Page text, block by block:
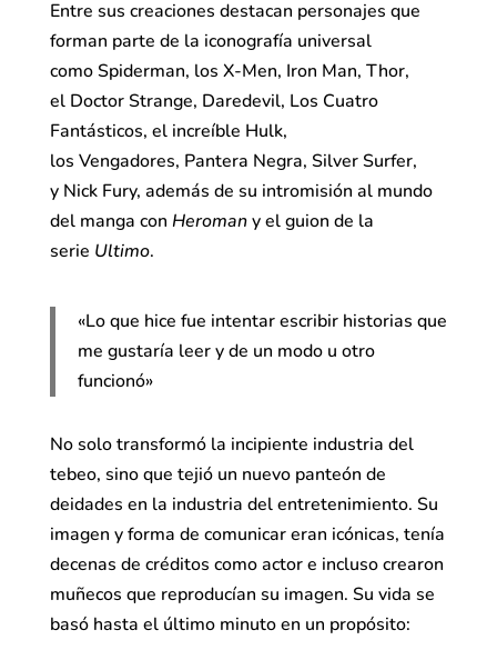
Entre sus creaciones destacan personajes que
forman parte de la iconografía universal
como Spiderman, los X-Men, Iron Man, Thor,
el Doctor Strange, Daredevil, Los Cuatro
Fantásticos, el increíble Hulk,
los Vengadores, Pantera Negra, Silver Surfer,
y Nick Fury, además de su intromisión al mundo
del manga con Heromany el guion de la
serie Ultimo.
«Lo que hice fue intentar escribir historias que
me gustaría leer y de un modo u otro
funcionó»
No solo transformó la incipiente industria del
tebeo, sino que tejió un nuevo panteón de
deidades en la industria del entretenimiento. Su
imagen y forma de comunicar eran icónicas, tenía
decenas de créditos como actor e incluso crearon
muñecos que reproducían su imagen. Su vida se
basó hasta el último minuto en un propósito: